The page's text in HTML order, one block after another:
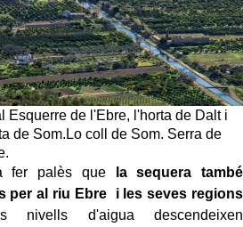
Esquerre de l'Ebre, l'horta de Dalt i
de Som.Lo coll de Som. Serra de
fer palès que
la sequera també
per al riu Ebre i les seves regions
d'aigua descendeixen